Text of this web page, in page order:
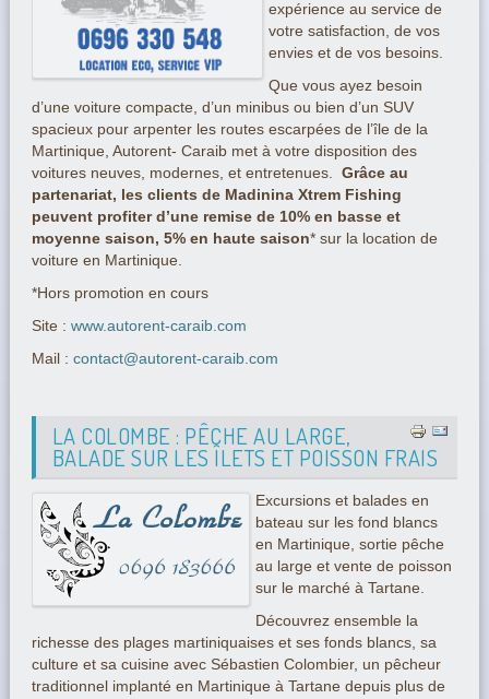
expérience au service de
votre satisfaction, de vos
envies et de vos besoins.
Que vous ayez besoin
d’une voiture compacte, d’un minibus ou bien d’un SUV
spacieux pour arpenter les routes escarpées de l’île de la
Martinique, Autorent- Caraib met à votre disposition des
voitures neuves, modernes, et entretenues. Grâce au
partenariat, les clients de Madinina Xtrem Fishing
peuvent profiter d’une remise de 10% en basse et
moyenne saison, 5% en haute saison* sur la location de
voiture en Martinique.
*Hors promotion en cours
Site : www.autorent-caraib.com
Mail : contact@autorent-caraib.com
LA COLOMBE : PÊCHE AU LARGE,
BALADE SUR LES ÎLETS ET POISSON FRAIS
Excursions et balades en
bateau sur les fond blancs
en Martinique, sortie pêche
au large et vente de poisson
sur le marché à Tartane.
Découvrez ensemble la
richesse des plages martiniquaises et ses fonds blancs, sa
culture et sa cuisine avec Sébastien Colombier, un pêcheur
traditionnel implanté en Martinique à Tartane depuis plus de